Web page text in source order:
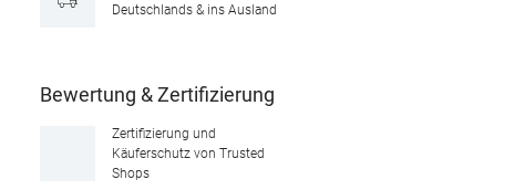
Deutschlands & ins Ausland
Bewertung & Zertifizierung
Zertifizierung und
Käuferschutz von Trusted
Shops